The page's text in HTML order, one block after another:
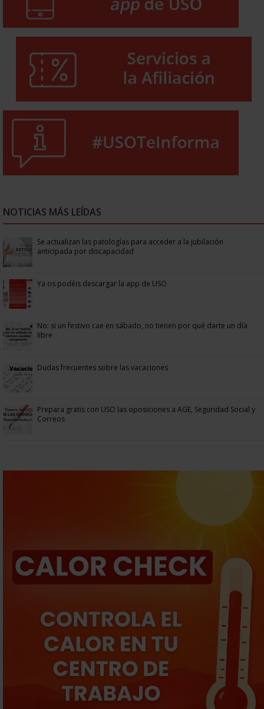
NOTICIAS MÁS LEÍDAS
Se actualizan las patologías para acceder a la jubilación
anticipada por discapacidad
Ya os podéis descargar la app de USO
No: si un festivo cae en sábado, no tienen por qué darte un día
libre
Dudas frecuentes sobre las vacaciones
Prepara gratis con USO las oposiciones a AGE, Seguridad Social y
Correos